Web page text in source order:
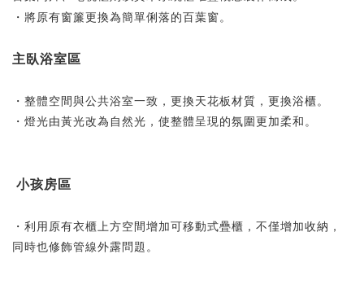
・將原有窗簾更換為簡單俐落的百葉窗。
主臥浴室區
・整體空間與公共浴室一致，更換天花板材質，更換浴櫃。
・燈光由黃光改為自然光，使整體呈現的氛圍更加柔和。
小孩房區
・利用原有衣櫃上方空間增加可移動式疊櫃，不僅增加收納，
同時也修飾管線外露問題。